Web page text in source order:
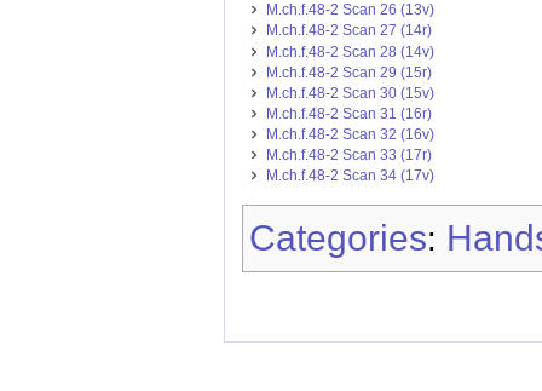
M.ch.f.48-2 Scan 26 (13v)
M.ch.f.48-2 Scan 27 (14r)
M.ch.f.48-2 Scan 28 (14v)
M.ch.f.48-2 Scan 29 (15r)
M.ch.f.48-2 Scan 30 (15v)
M.ch.f.48-2 Scan 31 (16r)
M.ch.f.48-2 Scan 32 (16v)
M.ch.f.48-2 Scan 33 (17r)
M.ch.f.48-2 Scan 34 (17v)
Categories: